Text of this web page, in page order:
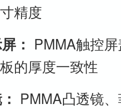
精度
： PMMA触控
的厚度一致性
PMMA凸透镜